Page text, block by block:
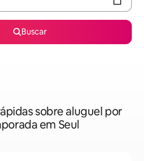
Buscar
sobre aluguel por
em Seul